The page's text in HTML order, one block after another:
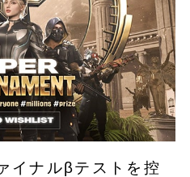
イナルβテストを控